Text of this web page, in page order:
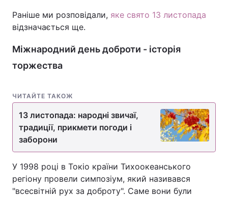
Раніше ми розповідали, яке свято 13 листопада
відзначається ще.
Міжнародний день доброти - історія
торжества
ЧИТАЙТЕ ТАКОЖ
13 листопада: народні звичаї,
традиції, прикмети погоди і
заборони
У 1998 році в Токіо країни Тихоокеанського
регіону провели симпозіум, який називався
"всесвітній рух за доброту". Саме вони були